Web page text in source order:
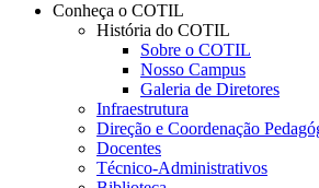
Conheça o COTIL
História do COTIL
Sobre o COTIL
Nosso Campus
Galeria de Diretores
Infraestrutura
Direção e Coordenação
Docentes
Técnico-Administrativos